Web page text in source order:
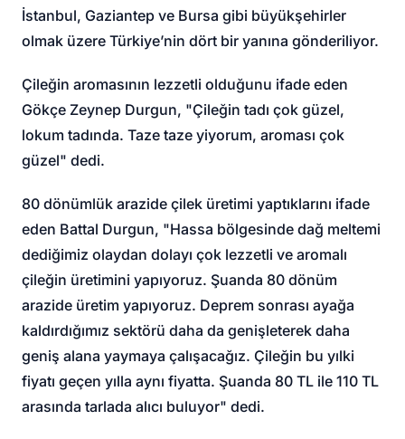
İstanbul, Gaziantep ve Bursa gibi büyükşehirler
olmak üzere Türkiye’nin dört bir yanına gönderiliyor.
Çileğin aromasının lezzetli olduğunu ifade eden
Gökçe Zeynep Durgun, "Çileğin tadı çok güzel,
lokum tadında. Taze taze yiyorum, aroması çok
güzel" dedi.
80 dönümlük arazide çilek üretimi yaptıklarını ifade
eden Battal Durgun, "Hassa bölgesinde dağ meltemi
dediğimiz olaydan dolayı çok lezzetli ve aromalı
çileğin üretimini yapıyoruz. Şuanda 80 dönüm
arazide üretim yapıyoruz. Deprem sonrası ayağa
kaldırdığımız sektörü daha da genişleterek daha
geniş alana yaymaya çalışacağız. Çileğin bu yılki
fiyatı geçen yılla aynı fiyatta. Şuanda 80 TL ile 110 TL
arasında tarlada alıcı buluyor" dedi.